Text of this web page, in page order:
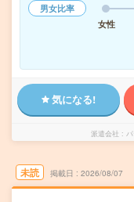
男女比率
女性
気になる!
派遣会社
未読 掲載日 2026/08/07